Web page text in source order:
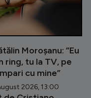
Moroșanu: ”Eu
ring, tu la TV, pe
cu mine”
2026, 13:00